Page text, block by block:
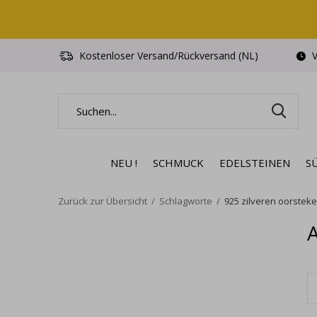
NEU ! SCHMUCK EDELSTEINEN
Kostenloser Versand/Rückversand (NL)
Zurück zur Übersicht Schlagworte 925 zilveren